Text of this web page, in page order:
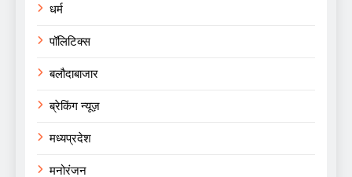
धर्म
पॉलिटिक्स
बलौदाबाजार
ब्रेकिंग न्यूज़
मध्यप्रदेश
मनोरंजन